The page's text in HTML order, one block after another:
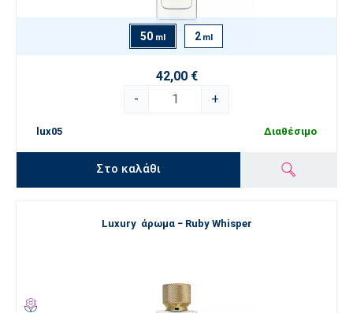
50 ml 2 ml
42,00 €
-
+
lux05 Διαθέσιμο
Στο καλάθι
Luxury άρωμα − Ruby Whisper